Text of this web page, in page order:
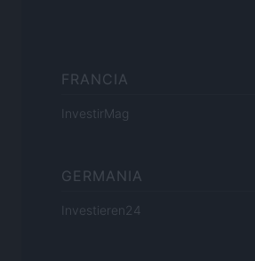
FRANCIA
InvestirMag
GERMANIA
Investieren24